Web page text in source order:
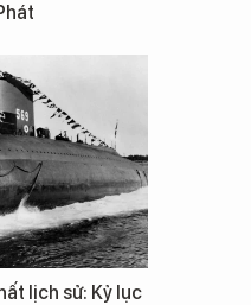
lịch sử: Kỷ lục